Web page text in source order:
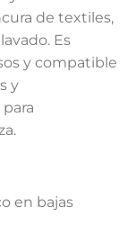
de textiles,
Es
y compatible
y
en bajas